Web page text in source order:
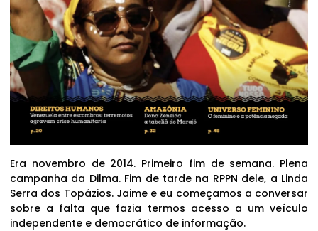
Era novembro de 2014. Primeiro fim de semana. Plena
campanha da Dilma. Fim de tarde na RPPN dele, a Linda
Serra dos Topázios. Jaime e eu começamos a conversar
sobre a falta que fazia termos acesso a um veículo
independente e democrático de informação.